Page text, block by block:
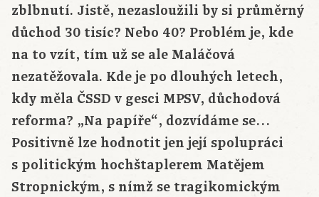
zblbnutí. Jistě, nezasloužili by si průměrný
důchod 30 tisíc? Nebo 40? Problém je, kde
na to vzít, tím už se ale Maláčová
nezatěžovala. Kde je po dlouhých letech,
kdy měla ČSSD v gesci MPSV, důchodová
reforma? „Na papíře“, dozvídáme se…
Positivně lze hodnotit jen její spolupráci
s politickým hochštaplerem Matějem
Stropnickým, s nímž se tragikomickým